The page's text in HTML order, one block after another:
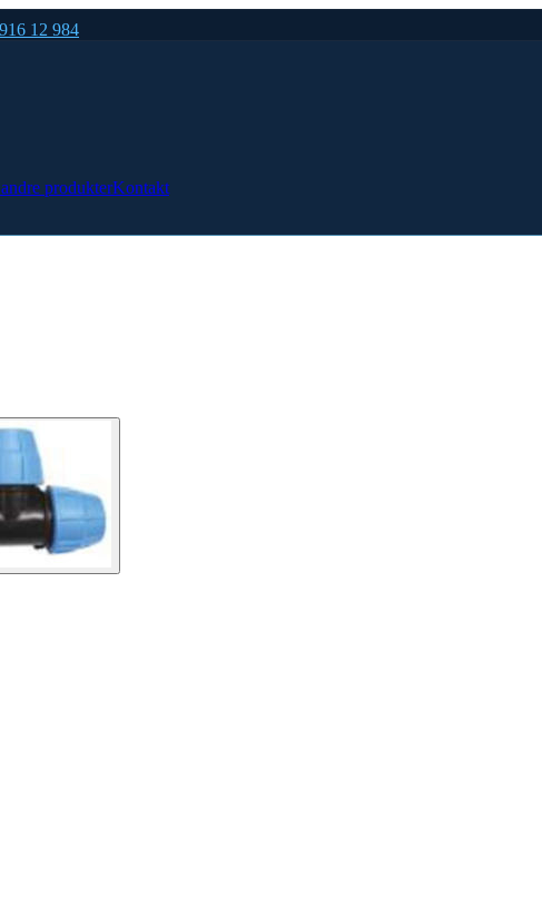
12 984
produkterKontakt